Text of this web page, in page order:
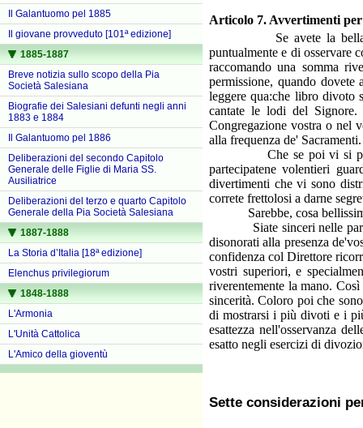
Il Galantuomo pel 1885
Il giovane provveduto [101ª edizione]
1885-1887
Breve notizia sullo scopo della Pia
Società Salesiana
Biografie dei Salesiani defunti negli anni
1883 e 1884
Il Galantuomo pel 1886
Deliberazioni del secondo Capitolo
Generale delle Figlie di Maria SS.
Ausiliatrice
Deliberazioni del terzo e quarto Capitolo
Generale della Pia Società Salesiana
1887-1888
La Storia d’Italia [18ª edizione]
Elenchus privilegiorum
1848-1888
L'Armonia
L'Unità Cattolica
L'Amico della gioventù
Articolo 7. Avvertimenti
Se avete la bella sorte
puntualmente e di osservare
raccomando una somma
permissione, quando dovete
leggere qua:che libro divoto
cantate le lodi del Signore.
Congregazione vostra o nel
alla frequenza de' Sacramenti.
Che se poi vi si
partecipatene volentieri
divertimenti che vi sono
correte frettolosi a darne
Sarebbe, cosa bellissima
Siate sinceri nelle parole
disonorati alla presenza
confidenza col Direttore
vostri superiori, e
riverentemente la mano.
sincerità. Coloro poi che
di mostrarsi i più divoti e i
esattezza nell'osservanza
esatto negli esercizi di
Sette considerazioni